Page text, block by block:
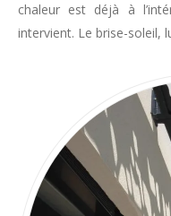
chaleur est déjà à
intervient. Le brise-soleil,